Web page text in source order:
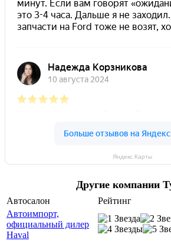
Яндекс Карты
Другие компании
Автосалон
Рейтинг
Автоимпорт,
официальный дилер
Haval